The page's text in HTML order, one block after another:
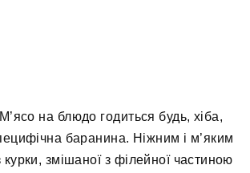
на блюдо годиться будь, хіба,
баранина. Ніжним і м’яким
змішаної з філейної частиною